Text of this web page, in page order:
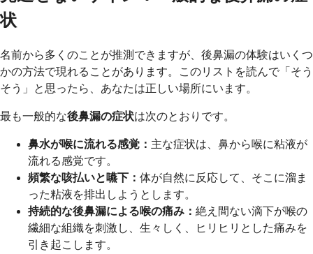
状
名前から多くのことが推測できますが、後鼻漏の体験はいくつ
かの方法で現れることがあります。このリストを読んで「そう
そう」と思ったら、あなたは正しい場所にいます。
最も一般的な後鼻漏の症状は次のとおりです。
鼻水が喉に流れる感覚： 主な症状は、鼻から喉に粘液が
流れる感覚です。
頻繁な咳払いと嚥下： 体が自然に反応して、そこに溜ま
った粘液を排出しようとします。
持続的な後鼻漏による喉の痛み： 絶え間ない滴下が喉の
繊細な組織を刺激し、生々しく、ヒリヒリとした痛みを
引き起こします。